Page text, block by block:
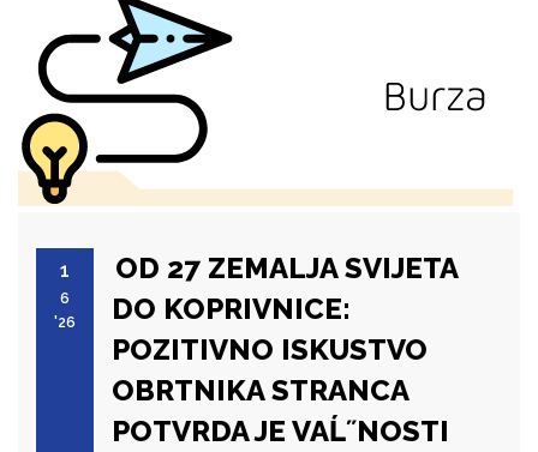
1
6
'26
OD 27 ZEMALJA SVIJETA
DO KOPRIVNICE:
POZITIVNO ISKUSTVO
OBRTNIKA STRANCA
POTVRDA JE VAĹ˝NOSTI